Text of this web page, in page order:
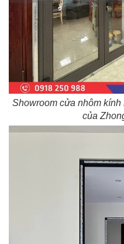
Showroom cửa nhôm
của